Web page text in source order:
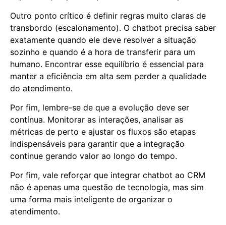
Outro ponto crítico é definir regras muito claras de
transbordo (escalonamento). O chatbot precisa saber
exatamente quando ele deve resolver a situação
sozinho e quando é a hora de transferir para um
humano. Encontrar esse equilíbrio é essencial para
manter a eficiência em alta sem perder a qualidade
do atendimento.
Por fim, lembre-se de que a evolução deve ser
contínua. Monitorar as interações, analisar as
métricas de perto e ajustar os fluxos são etapas
indispensáveis para garantir que a integração
continue gerando valor ao longo do tempo.
Por fim, vale reforçar que integrar chatbot ao CRM
não é apenas uma questão de tecnologia, mas sim
uma forma mais inteligente de organizar o
atendimento.